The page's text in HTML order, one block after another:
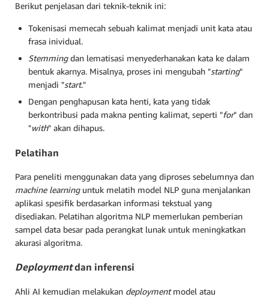
Berikut penjelasan dari teknik-teknik ini:
Tokenisasi memecah sebuah kalimat menjadi unit kata atau
frasa inividual.
Stemmingdan lematisasi menyederhanakan kata ke dalam
bentuk akarnya. Misalnya, proses ini mengubah "starting"
menjadi "start."
Dengan penghapusan kata henti, kata yang tidak
berkontribusi pada makna penting kalimat, seperti "for" dan
"with" akan dihapus.
Pelatihan
Para peneliti menggunakan data yang diproses sebelumnya dan
machine learninguntuk melatih model NLP guna menjalankan
aplikasi spesifik berdasarkan informasi tekstual yang
disediakan. Pelatihan algoritma NLP memerlukan pemberian
sampel data besar pada perangkat lunak untuk meningkatkan
akurasi algoritma.
Deploymentdan inferensi
Ahli AI kemudian melakukan deploymentmodel atau